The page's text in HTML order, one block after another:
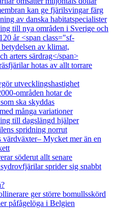
kan ge fjärilsvingar färg
av danska habitatspecialister
till nya områden i Sverige och
år <span class="sf-
av klimat,
arters särdrag</span>
hotas av allt torrare
utvecklingshastighet
områden hotar de
ska skyddas
många variationer
till dagslängd hjälper
spridning norrut
värdväxter– Mycket mer än en
söderut allt senare
sprider sig snabbt
ger större bomullsskörd
påfågelöga i Belgien